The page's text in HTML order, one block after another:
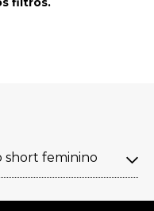
short feminino